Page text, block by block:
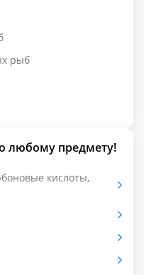
рыб
любому предмету!
кислоты,